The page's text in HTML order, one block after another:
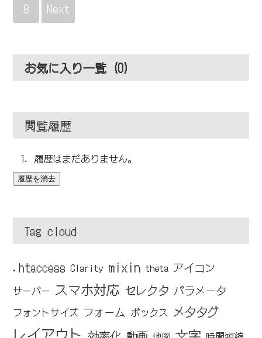
8 Next
お気に入り一覧 (0)
閲覧履歴
履歴はまだありません。
履歴を消去
Tag cloud
.htaccess Clarity mixin theta アイコン
サーバー スマホ対応 セレクタ パラメータ
フォントサイズ フォーム ボックス メタタグ